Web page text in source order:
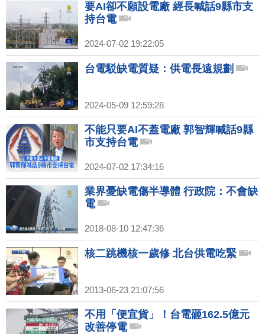
要AI卻不願設電廠 經長喊話9縣市支
持台電
2024-07-02 19:22:05
台電駁缺電質疑：供電長遠規劃
2024-05-09 12:59:28
不能只要AI不蓋電廠 郭智輝喊話9縣
市支持台電
2024-07-02 17:34:16
業界憂缺電傷半導體 行政院：不會缺
電
2018-08-10 12:47:36
核二跳機核一歲修 北台供電吃緊
2013-06-23 21:07:56
不用「便宜貨」！台電砸162.5億元
改善停電